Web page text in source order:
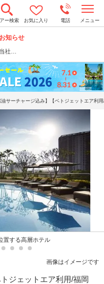
ー検索 お気に入り 電話 メニュー
知らせ
当社…
o
n
a
v
i
g
a
t
n
油サーチャージ込み】【ベトジェットエア
置する高層ホテル
画像はイメージです
ジェットエア利用/福岡